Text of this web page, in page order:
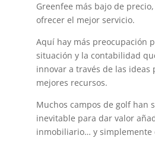
Greenfee más bajo de
ofrecer el mejor servicio.
Aquí hay más preocupación
situación y la contabilidad
innovar a través de las ideas
mejores recursos.
Muchos campos de golf han
inevitable para dar valor
inmobiliario… y simplemente